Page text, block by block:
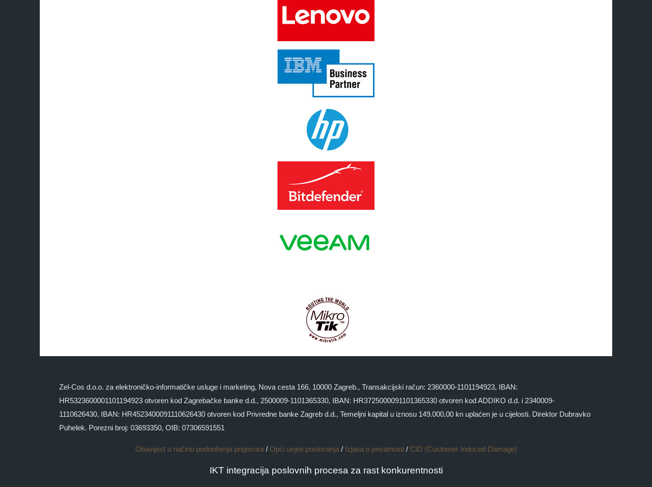
Zel-Cos d.o.o. za elektroničko-informatičke usluge i marketing, Nova cesta 166, 10000 Zagreb., Transakcijski račun: 2360000-1101194923, IBAN:
HR5323600001101194923 otvoren kod Zagrebačke banke d.d., 2500009-1101365330, IBAN: HR3725000091101365330 otvoren kod ADDIKO d.d. i 2340009-
1110626430, IBAN: HR4523400091110626430 otvoren kod Privredne banke Zagreb d.d., Temeljni kapital u iznosu 149.000,00 kn uplaćen je u cijelosti. Direktor Dubravko
Puhelek. Porezni broj: 03693350, OIB: 07306591551
Obavijest o načinu podnošenja prigovora / Opći uvjeti poslovanja / Izjava o privatnosti/ CID (Customer Induced Damage)
IKT integracija poslovnih procesa za rast konkurentnosti